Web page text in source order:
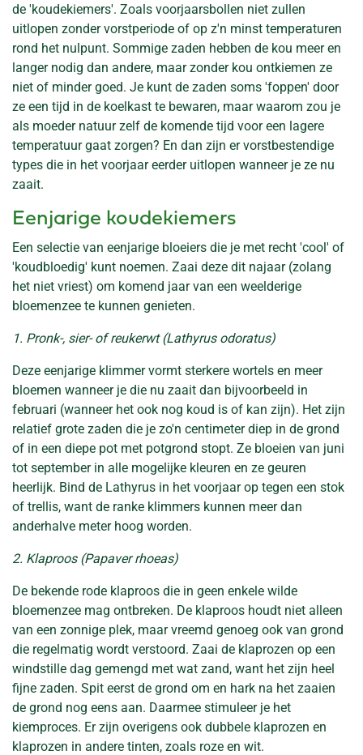
de 'koudekiemers'. Zoals voorjaarsbollen niet zullen
uitlopen zonder vorstperiode of op z'n minst temperaturen
rond het nulpunt. Sommige zaden hebben de kou meer en
langer nodig dan andere, maar zonder kou ontkiemen ze
niet of minder goed. Je kunt de zaden soms 'foppen' door
ze een tijd in de koelkast te bewaren, maar waarom zou je
als moeder natuur zelf de komende tijd voor een lagere
temperatuur gaat zorgen? En dan zijn er vorstbestendige
types die in het voorjaar eerder uitlopen wanneer je ze nu
zaait.
Eenjarige koudekiemers
Een selectie van eenjarige bloeiers die je met recht 'cool' of
'koudbloedig' kunt noemen. Zaai deze dit najaar (zolang
het niet vriest) om komend jaar van een weelderige
bloemenzee te kunnen genieten.
1. Pronk-, sier- of reukerwt (Lathyrus odoratus)
Deze eenjarige klimmer vormt sterkere wortels en meer
bloemen wanneer je die nu zaait dan bijvoorbeeld in
februari (wanneer het ook nog koud is of kan zijn). Het zijn
relatief grote zaden die je zo'n centimeter diep in de grond
of in een diepe pot met potgrond stopt. Ze bloeien van juni
tot september in alle mogelijke kleuren en ze geuren
heerlijk. Bind de Lathyrus in het voorjaar op tegen een stok
of trellis, want de ranke klimmers kunnen meer dan
anderhalve meter hoog worden.
2. Klaproos (Papaver rhoeas)
De bekende rode klaproos die in geen enkele wilde
bloemenzee mag ontbreken. De klaproos houdt niet alleen
van een zonnige plek, maar vreemd genoeg ook van grond
die regelmatig wordt verstoord. Zaai de klaprozen op een
windstille dag gemengd met wat zand, want het zijn heel
fijne zaden. Spit eerst de grond om en hark na het zaaien
de grond nog eens aan. Daarmee stimuleer je het
kiemproces. Er zijn overigens ook dubbele klaprozen en
klaprozen in andere tinten, zoals roze en wit.